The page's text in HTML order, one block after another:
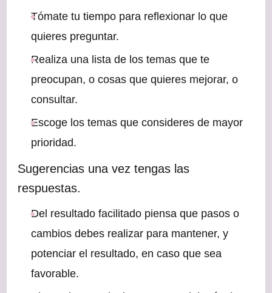
Tómate tu tiempo para reflexionar lo que
quieres preguntar.
Realiza una lista de los temas que te
preocupan, o cosas que quieres mejorar, o
consultar.
Escoge los temas que consideres de mayor
prioridad.
Sugerencias una vez tengas las
respuestas.
Del resultado facilitado piensa que pasos o
cambios debes realizar para mantener, y
potenciar el resultado, en caso que sea
favorable.